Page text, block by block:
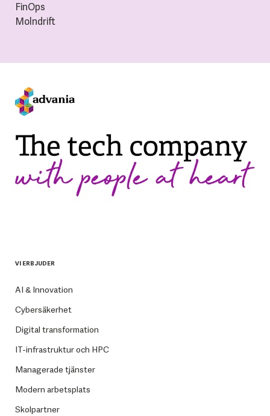
FinOps
Molndrift
VI ERBJUDER
AI & Innovation
Cybersäkerhet
Digital transformation
IT-infrastruktur och HPC
Managerade tjänster
Modern arbetsplats
Skolpartner